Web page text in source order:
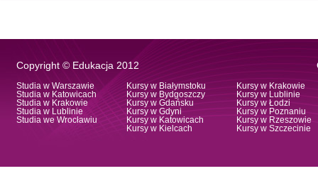
Copyright © Edukacja 2012
Studia w Warszawie
Studia w Katowicach
Studia w Krakowie
Studia w Lublinie
Studia we Wrocławiu
Kursy w Białymstoku
Kursy w Bydgoszczy
Kursy w Gdańsku
Kursy w Gdyni
Kursy w Katowicach
Kursy w Kielcach
Kursy w Krakowie
Kursy w Lublinie
Kursy w Łodzi
Kursy w Poznaniu
Kursy w Rzeszowie
Kursy w Szczecinie